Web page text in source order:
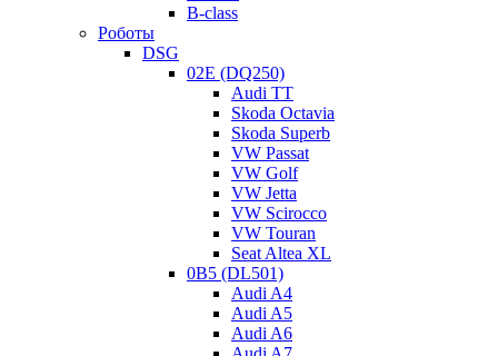
B-class
Роботы
DSG
02E (DQ250)
Audi TT
Skoda Octavia
Skoda Superb
VW Passat
VW Golf
VW Jetta
VW Scirocco
VW Touran
Seat Altea XL
0B5 (DL501)
Audi A4
Audi A5
Audi A6
неисправности. 6-ступ. АКПП Toyota U660E, U760E
Рассмотрим результаты диагностики, дефектовки и ремонта
данной АКПП. Диагностика АКПП Тойота Камри.
Автомобиль привезли…
27.02.2026 0